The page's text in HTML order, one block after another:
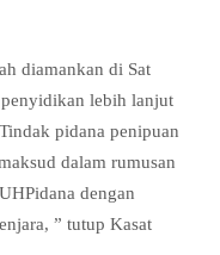
diamankan di Sat
lebih lanjut
pidana penipuan
dalam rumusan
dengan
” tutup Kasat